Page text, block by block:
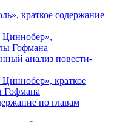
краткое содержание
Циннобер»,
Гофмана
анализ повести-
краткое
Гофмана
по главам